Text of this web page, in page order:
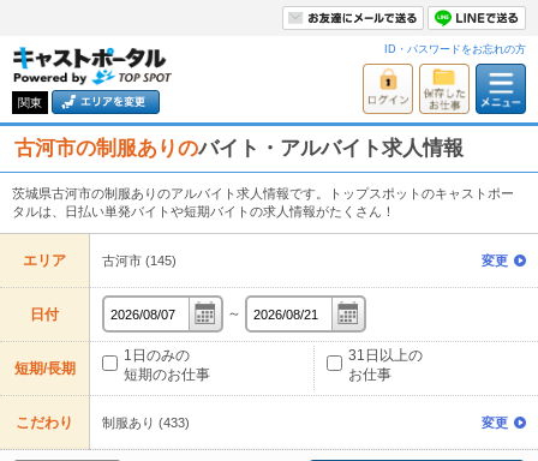
関東
ID・パスワードをお忘れの方
古河市の制服ありのバイト・アルバイト求人情報
茨城県古河市の制服ありのアルバイト求人情報です。トップスポットのキャストポー
タルは、日払い単発バイトや短期バイトの求人情報がたくさん！
エリア 古河市 (145) 変更
日付 ～
短期/長期
1日のみの
短期のお仕事
31日以上の
お仕事
こだわり 制服あり (433) 変更